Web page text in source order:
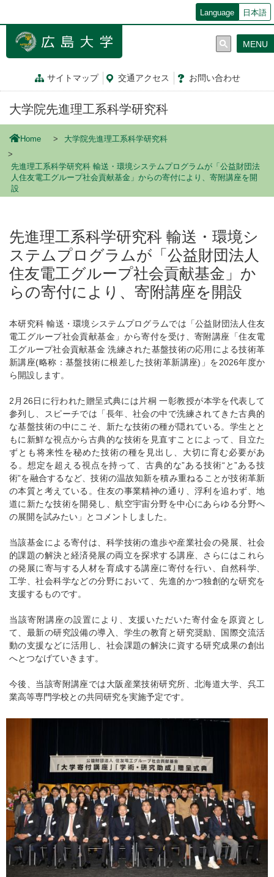
ン
Language 日本語
サイトマップ 交通アクセス お問い合わせ
MENU
大学院先進理工系科学研究科
Home 大学院先進理工系科学研究科
先進理工系科学研究科 輸送・環境システムプログラムが「公益財団法
人住友電工グループ社会貢献基金」からの寄付により、寄附講座を開
設
先進理工系科学研究科 輸送・環境シ
ステムプログラムが「公益財団法人
住友電工グループ社会貢献基金」か
らの寄付により、寄附講座を開設
本研究科 輸送・環境システムプログラムでは「公益財団法人住友
電工グループ社会貢献基金」から寄付を受け、寄附講座「住友電
工グループ社会貢献基金 洗練された基盤技術の応用による技術革
新講座(略称：基盤技術に根差した技術革新講座)」を2026年度か
ら開設します。
2月26日に行われた贈呈式典には片桐 一彰教授が本学を代表して
参列し、スピーチでは「長年、社会の中で洗練されてきた古典的
な基盤技術の中にこそ、新たな技術の種が隠れている。学生とと
もに新鮮な視点から古典的な技術を見直すことによって、目立た
ずとも将来性を秘めた技術の種を見出し、大切に育む必要があ
る。想定を超える視点を持って、古典的な”ある技術“と”ある技
術”を融合するなど、技術の温故知新を積み重ねることが技術革新
の本質と考えている。住友の事業精神の通り、浮利を追わず、地
道に新たな技術を開発し、航空宇宙分野を中心にあらゆる分野へ
の展開を試みたい」とコメントしました。
当該基金による寄付は、科学技術の進歩や産業社会の発展、社会
的課題の解決と経済発展の両立を探求する講座、さらにはこれら
の発展に寄与する人材を育成する講座に寄付を行い、自然科学、
工学、社会科学などの分野において、先進的かつ独創的な研究を
支援するものです。
当該寄附講座の設置により、支援いただいた寄付金を原資とし
て、最新の研究設備の導入、学生の教育と研究奨励、国際交流活
動の支援などに活用し、社会課題の解決に資する研究成果の創出
へとつなげていきます。
今後、当該寄附講座では大阪産業技術研究所、北海道大学、呉工
業高等専門学校との共同研究を実施予定です。